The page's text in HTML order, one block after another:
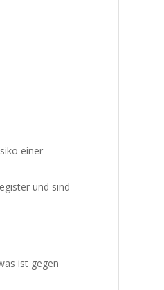
einer
und sind
ist gegen